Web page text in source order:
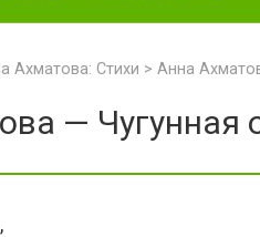
Ахматова: Стихи > Анна
— Чугунная